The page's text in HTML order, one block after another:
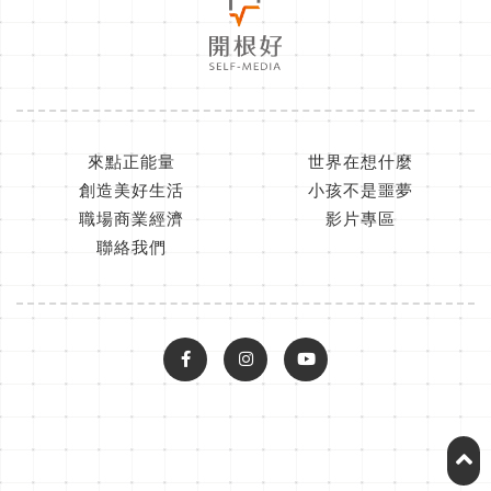
來點正能量
世界在想什麼
創造美好生活
小孩不是噩夢
職場商業經濟
影片專區
聯絡我們